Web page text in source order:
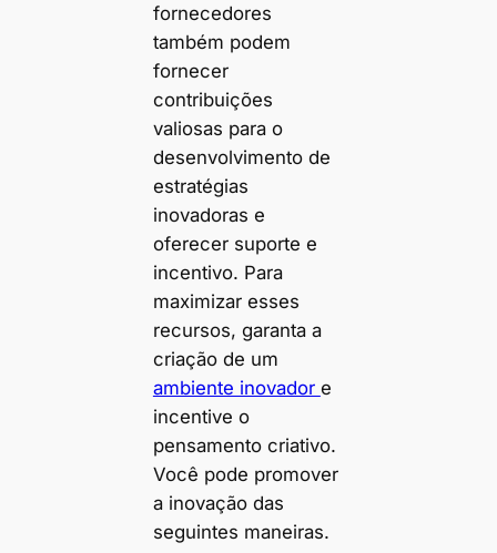
fornecedores
também podem
fornecer
contribuições
valiosas para o
desenvolvimento de
estratégias
inovadoras e
oferecer suporte e
incentivo. Para
maximizar esses
recursos, garanta a
criação de um
ambiente inovador e
incentive o
pensamento criativo.
Você pode promover
a inovação das
seguintes maneiras.